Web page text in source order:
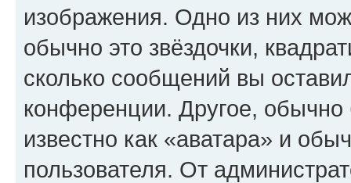
изображения. Одно из них
обычно это звёздочки,
сколько сообщений вы
конференции. Другое,
известно как «аватара» и
пользователя. От